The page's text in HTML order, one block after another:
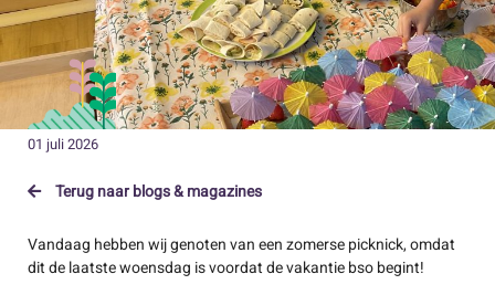
01 juli 2026
Terug naar blogs & magazines
Vandaag hebben wij genoten van een zomerse picknick, omdat
dit de laatste woensdag is voordat de vakantie bso begint!